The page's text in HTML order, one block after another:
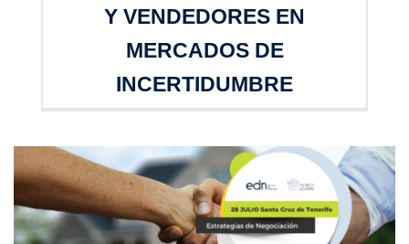
Y VENDEDORES EN
MERCADOS DE
INCERTIDUMBRE